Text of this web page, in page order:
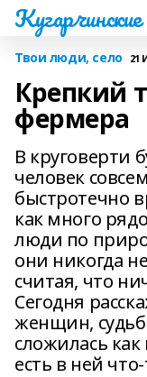
Твои люди, село 21
Крепкий
фермера
В круговерти
человек
быстротечно
как много
люди по
они никогда
считая, что
Сегодня
женщин,
сложилась
есть в ней